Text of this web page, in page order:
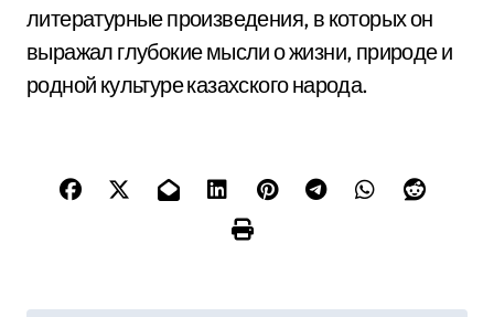
литературные произведения, в которых он
выражал глубокие мысли о жизни, природе и
родной культуре казахского народа.